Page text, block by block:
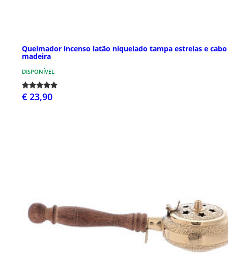
Queimador incenso latão niquelado tampa estrelas e cabo
madeira
DISPONÍVEL
€ 23,90